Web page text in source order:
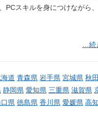
PCスキルを身につけながら
…
道 青森県 岩手県 宮城県 秋
静岡県 愛知県 三重県 滋賀県
県 徳島県 香川県 愛媛県 高